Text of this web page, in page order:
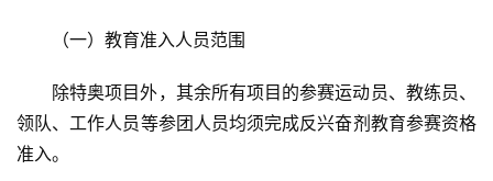
（一）教育准入人员范围
除特奥项目外，其余所有项目的参赛运动员、教练员、
领队、工作人员等参团人员均须完成反兴奋剂教育参赛资格
准入。